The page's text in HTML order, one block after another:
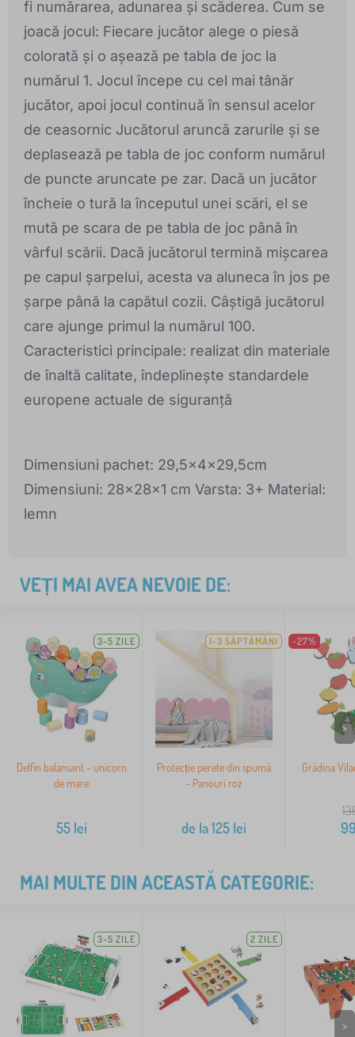
fi numărarea, adunarea și scăderea. Cum se
joacă jocul: Fiecare jucător alege o piesă
colorată și o așează pe tabla de joc la
numărul 1. Jocul începe cu cel mai tânăr
jucător, apoi jocul continuă în sensul acelor
de ceasornic Jucătorul aruncă zarurile și se
deplasează pe tabla de joc conform numărul
de puncte aruncate pe zar. Dacă un jucător
încheie o tură la începutul unei scări, el se
mută pe scara de pe tabla de joc până în
vârful scării. Dacă jucătorul termină mișcarea
pe capul șarpelui, acesta va aluneca în jos pe
șarpe până la capătul cozii. Câștigă jucătorul
care ajunge primul la numărul 100.
Caracteristici principale: realizat din materiale
de înaltă calitate, îndeplinește standardele
europene actuale de siguranță
Dimensiuni pachet: 29,5x4x29,5cm
Dimensiuni: 28x28x1 cm Varsta: 3+ Material:
lemn
VEȚI MAI AVEA NEVOIE DE:
3-5 ZILE
Delfin balansant - unicorn
de mare
55lei
1-3 SĂPTĂMÂNI
Protecție perete din spumă
- Panouri roz
de la125 lei
-27%
Grădina
>
MAI MULTE DIN ACEASTĂ CATEGORIE:
3-5 ZILE 2 ZILE
>